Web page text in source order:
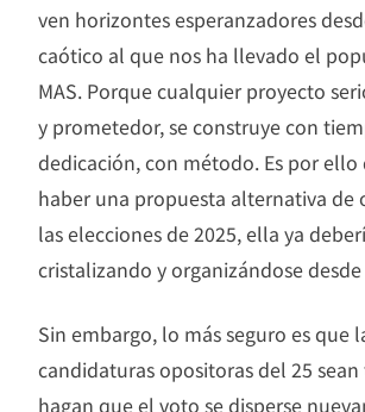
ven horizontes esperanzadores
caótico al que nos ha llevado el
MAS. Porque cualquier proyecto
y prometedor, se construye con
dedicación, con método. Es por ello
haber una propuesta alternativa de
las elecciones de 2025, ella ya
cristalizando y organizándose
Sin embargo, lo más seguro es que
candidaturas opositoras del 25
hagan que el voto se disperse